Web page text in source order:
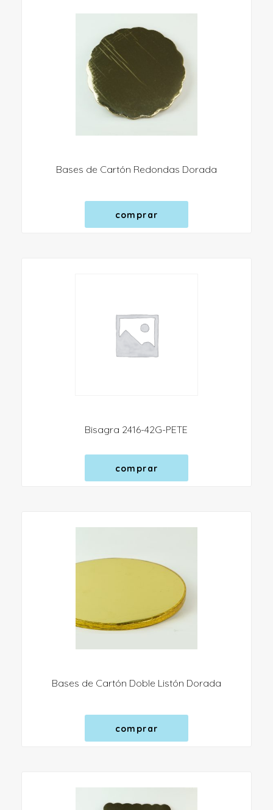
Bases de Cartón Redondas Dorada
comprar
Bisagra 2416-42G-PETE
comprar
Bases de Cartón Doble Listón Dorada
comprar